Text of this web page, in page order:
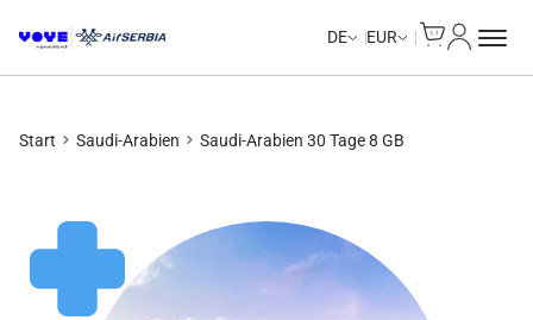
DE EUR
Start Saudi-Arabien Saudi-Arabien 30 Tage 8 GB